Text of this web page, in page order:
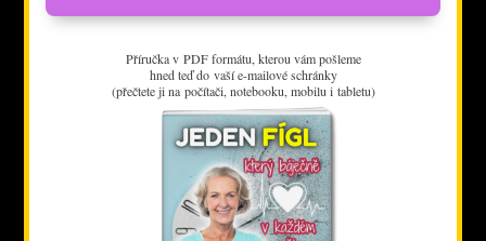
Příručka v PDF formátu, kterou vám pošleme
hned teď do vaší e-mailové schránky
(přečtete ji na počítači, notebooku, mobilu i tabletu)